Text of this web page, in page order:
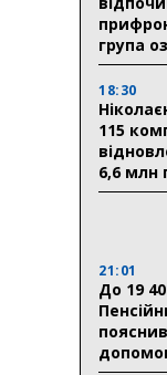
група
18:30
115
6,6 млн
21:01
До 19